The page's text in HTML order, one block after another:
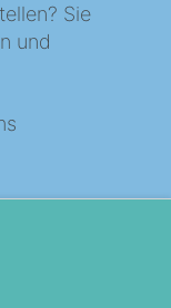
Sie
und